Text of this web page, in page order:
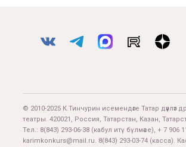
© 2010-2025 К.Тинчурин исемендәге Татар дәүләт
театры. 420021, Россия, Татарстан, Казан,
Тел.: 8(843) 293-06-38 (кабул итү бүлмәсе), + 7 906
karimkonkurs@mail.ru. 8(843) 293-03-74 (касса).